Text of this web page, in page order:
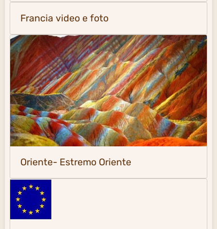
Francia video e foto
Oriente- Estremo Oriente